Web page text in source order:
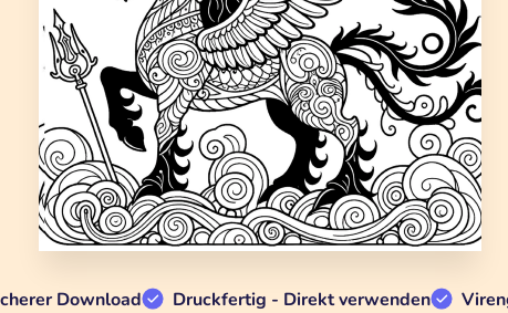
Download Druckfertig - Direkt verwenden